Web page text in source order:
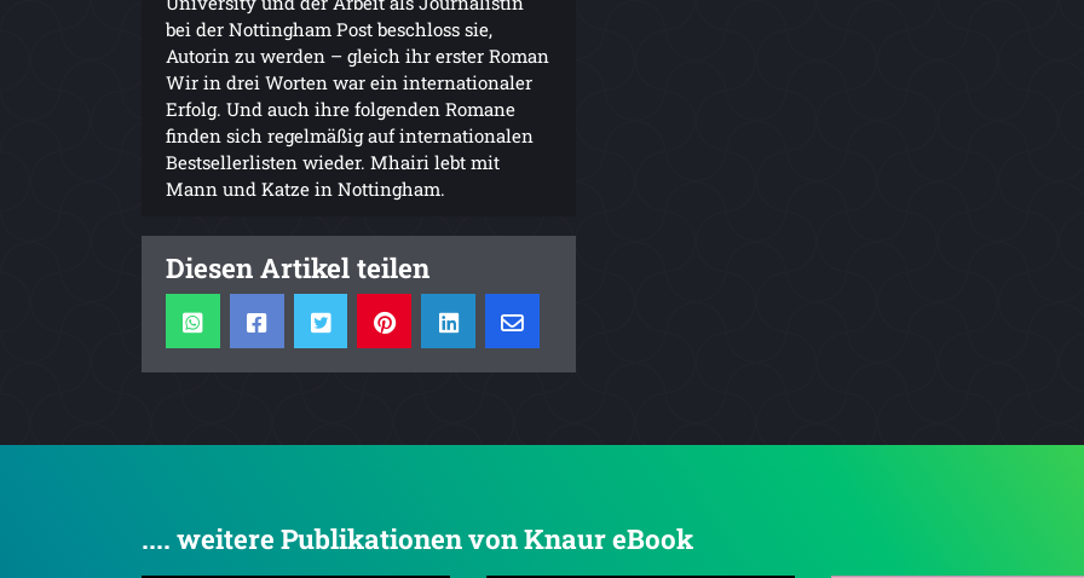
bei der Nottingham Post beschloss sie,
Autorin zu werden – gleich ihr erster Roman
Wir in drei Worten war ein internationaler
Erfolg. Und auch ihre folgenden Romane
finden sich regelmäßig auf internationalen
Bestsellerlisten wieder. Mhairi lebt mit
Mann und Katze in Nottingham.
Diesen Artikel teilen
.... weitere Publikationen von Knaur eBook